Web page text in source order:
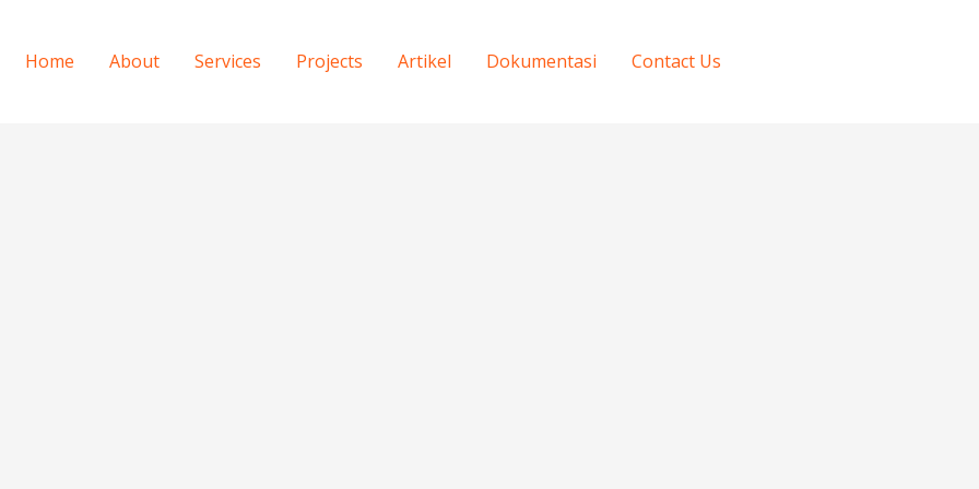
Home About Services Projects Artikel Dokumentasi Contact Us